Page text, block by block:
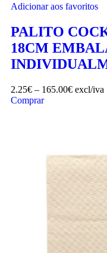
Adicionar aos favoritos
PALITO
18CM
2.25€ – 165.00€ excl/iva
Comprar